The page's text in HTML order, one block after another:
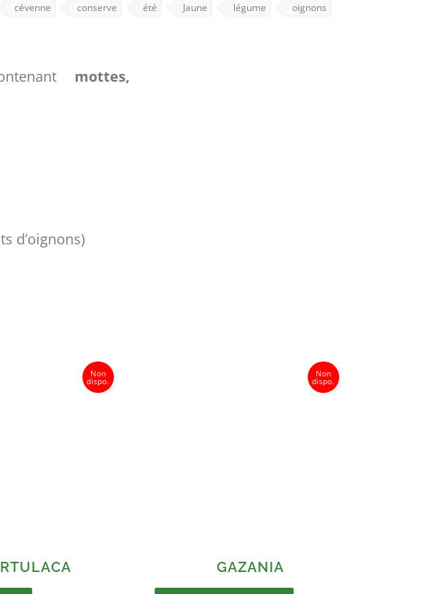
cévenne conserve été Jaune légume
oignons
mottes,
d’oignons)
GAZANIA